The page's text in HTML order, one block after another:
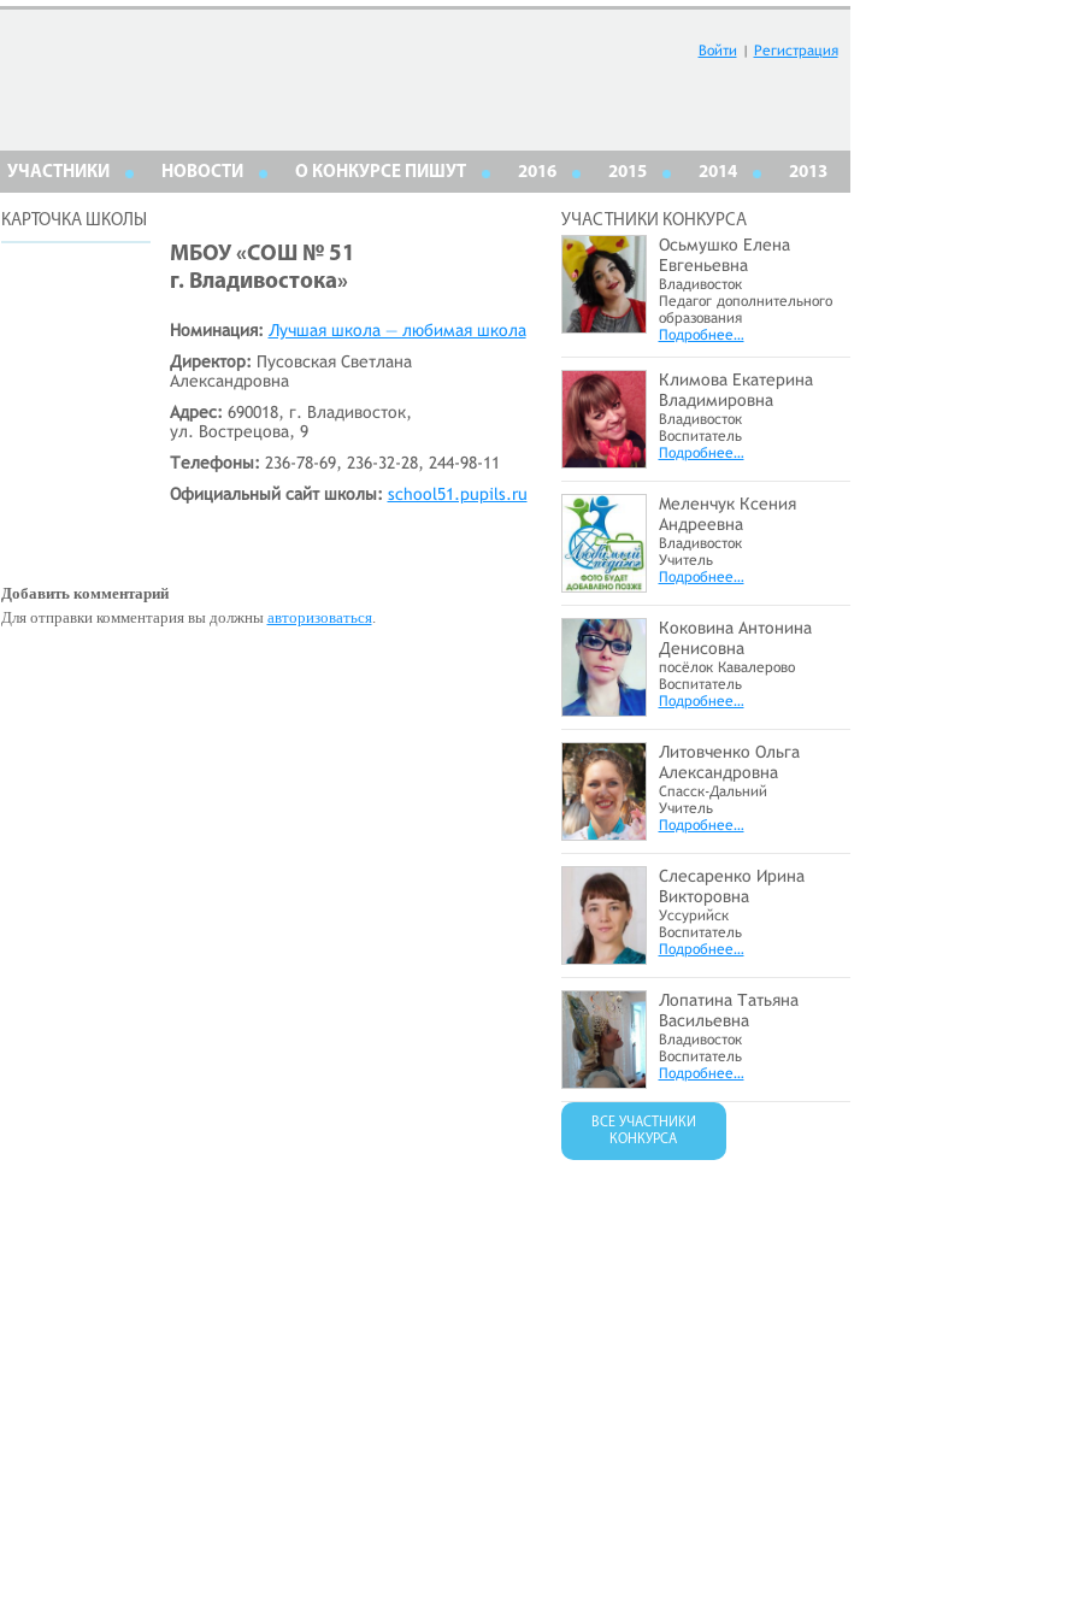
Войти | Регистрация
УЧАСТНИКИ НОВОСТИ О КОНКУРСЕ ПИШУТ 2016 2015 2014 2013
КАРТОЧКА ШКОЛЫ
МБОУ «СОШ № 51
г. Владивостока»
Номинация: Лучшая школа — любимая школа
Директор: Пусовская Светлана
Александровна
Адрес: 690018, г. Владивосток,
ул. Вострецова, 9
Телефоны: 236-78-69, 236-32-28, 244-98-11
Официальный сайт школы: school51.pupils.ru
Добавить комментарий
Для отправки комментария вы должны авторизоваться.
УЧАСТНИКИ КОНКУРСА
Осьмушко Елена
Евгеньевна
Владивосток
Педагог дополнительного
образования
Подробнее…
Климова Екатерина
Владимировна
Владивосток
Воспитатель
Подробнее…
Меленчук Ксения
Андреевна
Владивосток
Учитель
Подробнее…
Коковина Антонина
Денисовна
посёлок Кавалерово
Воспитатель
Подробнее…
Литовченко Ольга
Александровна
Спасск-Дальний
Учитель
Подробнее…
Слесаренко Ирина
Викторовна
Уссурийск
Воспитатель
Подробнее…
Лопатина Татьяна
Васильевна
Владивосток
Воспитатель
Подробнее…
ВСЕ УЧАСТНИКИ
КОНКУРСА